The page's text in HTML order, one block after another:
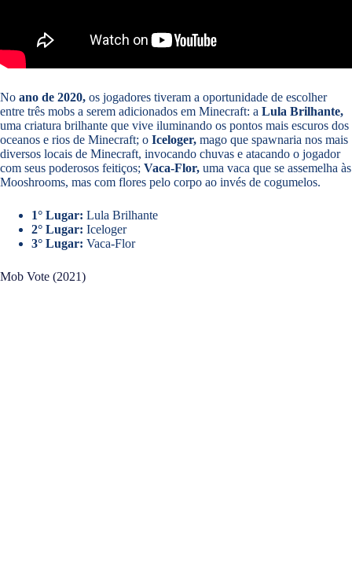
No ano de 2020, os jogadores tiveram a oportunidade de escolher
entre três mobs a serem adicionados em Minecraft: a Lula Brilhante,
uma criatura brilhante que vive iluminando os pontos mais escuros dos
oceanos e rios de Minecraft; o Iceloger, mago que spawnaria nos mais
diversos locais de Minecraft, invocando chuvas e atacando o jogador
com seus poderosos feitiços; Vaca-Flor, uma vaca que se assemelha às
Mooshrooms, mas com flores pelo corpo ao invés de cogumelos.
1° Lugar: Lula Brilhante
2° Lugar: Iceloger
3° Lugar: Vaca-Flor
Mob Vote (2021)